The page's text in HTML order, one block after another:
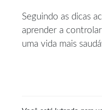
Seguindo as dicas
aprender a
uma vida mais